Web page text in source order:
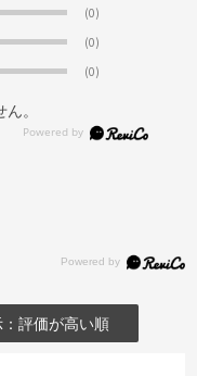
(0)
(0)
(0)
。
：評価が高い順